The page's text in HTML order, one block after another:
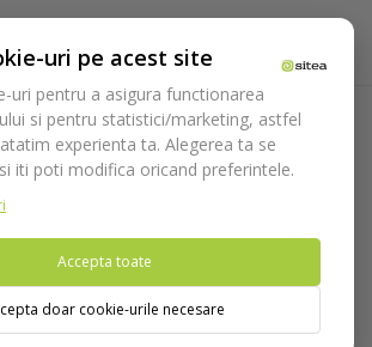
uri pe acest site
uri pentru a asigura functionarea
si pentru statistici/marketing, astfel
experienta ta. Alegerea ta se
iti poti modifica oricand preferintele.
Accepta toate
doar cookie-urile necesare
Chirurgie si implantologie
Medesy Decolator cod 852/HP3
din tara din care accesati website-ul